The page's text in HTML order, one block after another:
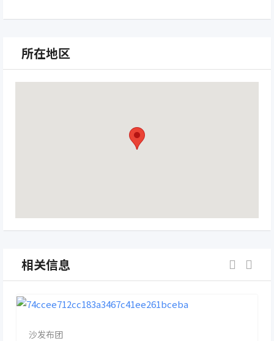
所在地区
相关信息
沙发布团